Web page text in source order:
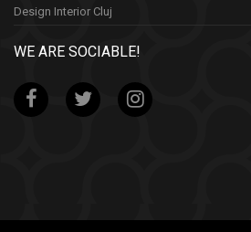
Design Interior Cluj
WE ARE SOCIABLE!